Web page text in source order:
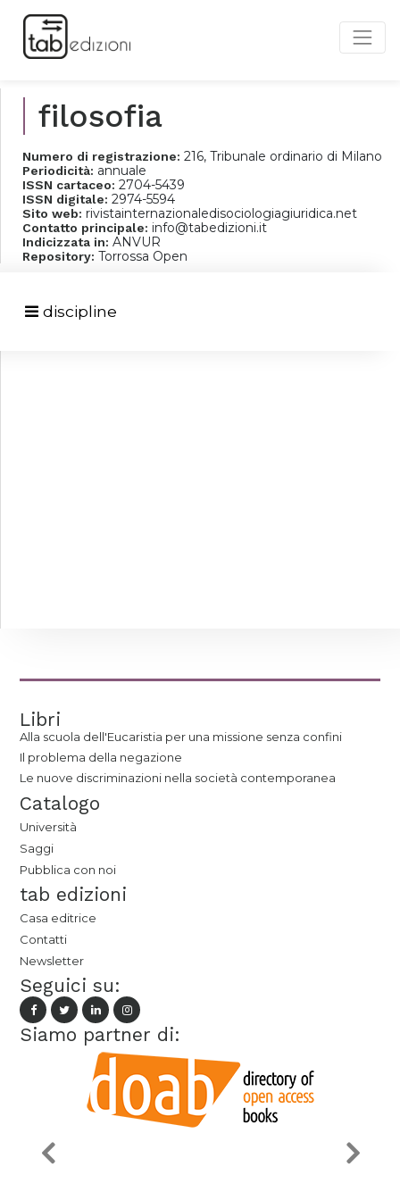
filosofia
Numero di registrazione: 216, Tribunale ordinario di Milano
Periodicità: annuale
ISSN cartaceo: 2704-5439
ISSN digitale: 2974-5594
Sito web: rivistainternazionaledisociologiagiuridica.net
Contatto principale: info@tabedizioni.it
Indicizzata in: ANVUR
Repository: Torrossa Open
discipline
Libri
Alla scuola dell'Eucaristia per una missione senza confini
Il problema della negazione
Le nuove discriminazioni nella società contemporanea
Catalogo
Università
Saggi
Pubblica con noi
tab edizioni
Casa editrice
Contatti
Newsletter
Seguici su:
Siamo partner di: